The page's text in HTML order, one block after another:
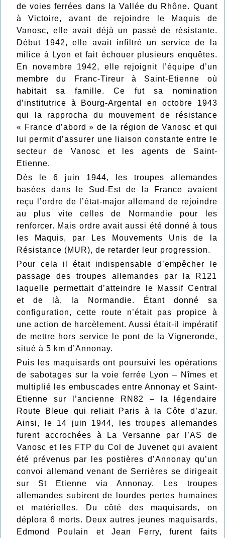
de voies ferrées dans la Vallée du Rhône. Quant
à Victoire, avant de rejoindre le Maquis de
Vanosc, elle avait déjà un passé de résistante.
Début 1942, elle avait infiltré un service de la
milice à Lyon et fait échouer plusieurs enquêtes.
En novembre 1942, elle rejoignit l’équipe d’un
membre du Franc-Tireur à Saint-Etienne où
habitait sa famille. Ce fut sa nomination
d’institutrice à Bourg-Argental en octobre 1943
qui la rapprocha du mouvement de résistance
« France d’abord » de la région de Vanosc et qui
lui permit d’assurer une liaison constante entre le
secteur de Vanosc et les agents de Saint-
Etienne.
Dès le 6 juin 1944, les troupes allemandes
basées dans le Sud-Est de la France avaient
reçu l’ordre de l’état-major allemand de rejoindre
au plus vite celles de Normandie pour les
renforcer. Mais ordre avait aussi été donné à tous
les Maquis, par Les Mouvements Unis de la
Résistance (MUR), de retarder leur progression.
Pour cela il était indispensable d’empêcher le
passage des troupes allemandes par la R121
laquelle permettait d’atteindre le Massif Central
et de là, la Normandie. Étant donné sa
configuration, cette route n’était pas propice à
une action de harcèlement. Aussi était-il impératif
de mettre hors service le pont de la Vigneronde,
situé à 5 km d’Annonay.
Puis les maquisards ont poursuivi les opérations
de sabotages sur la voie ferrée Lyon – Nîmes et
multiplié les embuscades entre Annonay et Saint-
Etienne sur l’ancienne RN82 – la légendaire
Route Bleue qui reliait Paris à la Côte d’azur.
Ainsi, le 14 juin 1944, les troupes allemandes
furent accrochées à La Versanne par l’AS de
Vanosc et les FTP du Col de Juvenet qui avaient
été prévenus par les postières d’Annonay qu’un
convoi allemand venant de Serrières se dirigeait
sur St Etienne via Annonay. Les troupes
allemandes subirent de lourdes pertes humaines
et matérielles. Du côté des maquisards, on
déplora 6 morts. Deux autres jeunes maquisards,
Edmond Poulain et Jean Ferry, furent faits